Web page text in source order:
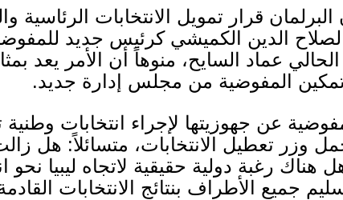
قرار تمويل الانتخابات الرئاسية
الدين الكميشي كرئيس جديد للمفوضية
عماد السايح، منوهاً أن الأمر يعد
المفوضية من مجلس إدارة جديد.
عن جهوزيتها لإجراء انتخابات وطنية
وزر تعطيل الانتخابات، متسائلاً: هل
هناك رغبة دولية حقيقية لاتجاه ليبيا
جميع الأطراف بنتائج الانتخابات